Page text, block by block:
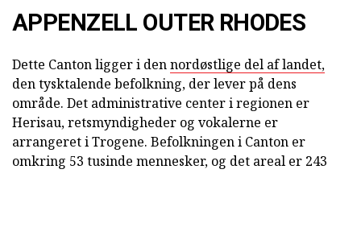
APPENZELL OUTER RHODES
Dette Canton ligger i dennordøstlige del af landet,
den tysktalende befolkning, der lever på dens
område. Det administrative center i regionen er
Herisau, retsmyndigheder og vokalerne er
arrangeret i Trogene. Befolkningen i Canton er
omkring 53 tusinde mennesker, og det areal er 243